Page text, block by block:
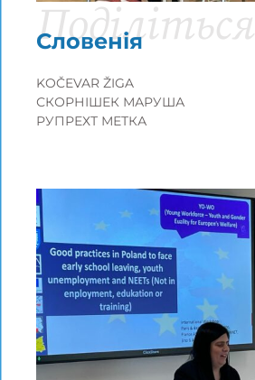
Словенія
Поділіться
KOČEVAR ŽIGA
СКОРНІШЕК МАРУША
РУПРЕХТ МЕТКА